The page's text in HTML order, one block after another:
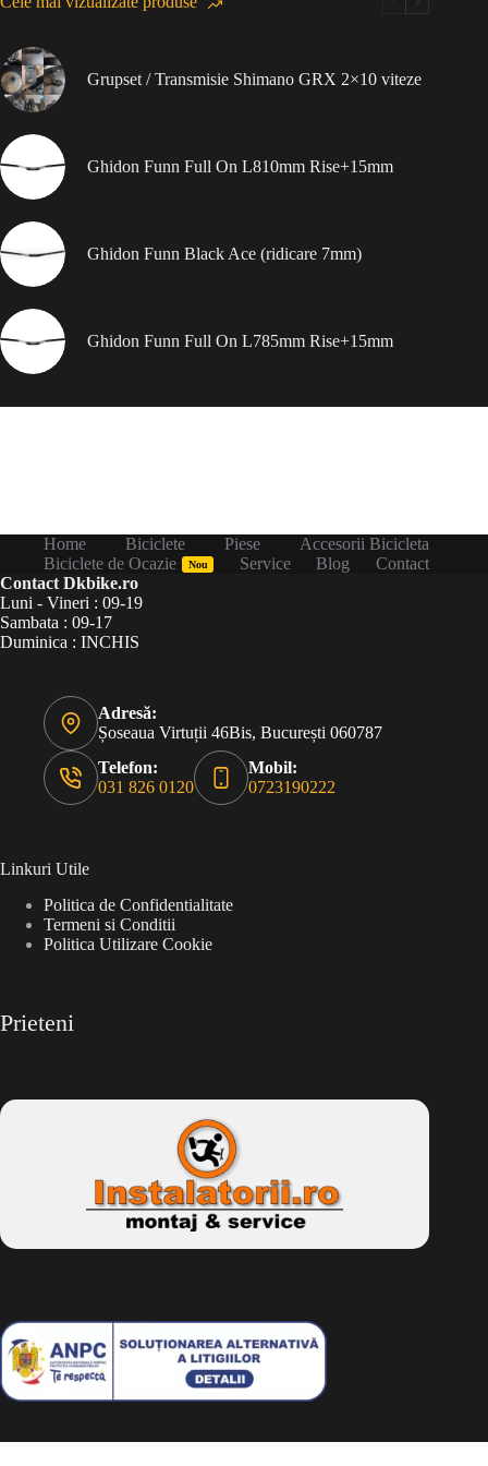
Grupset / Transmisie Shimano GRX 2×10 viteze
Ghidon Funn Full On L810mm Rise+15mm
Ghidon Funn Black Ace (ridicare 7mm)
Ghidon Funn Full On L785mm Rise+15mm
Home Biciclete Piese
Accesorii Bicicleta
Biciclete de Ocazie
Nou Service Blog
Contact
Contact Dkbike.ro
Luni - Vineri : 09-19
Sambata : 09-17
Duminica : INCHIS
Adresă:
Șoseaua Virtuții 46Bis, București 060787
Telefon:
031 826 0120
Mobil:
0723190222
Linkuri Utile
Politica de Confidentialitate
Termeni si Conditii
Politica Utilizare Cookie
Prieteni